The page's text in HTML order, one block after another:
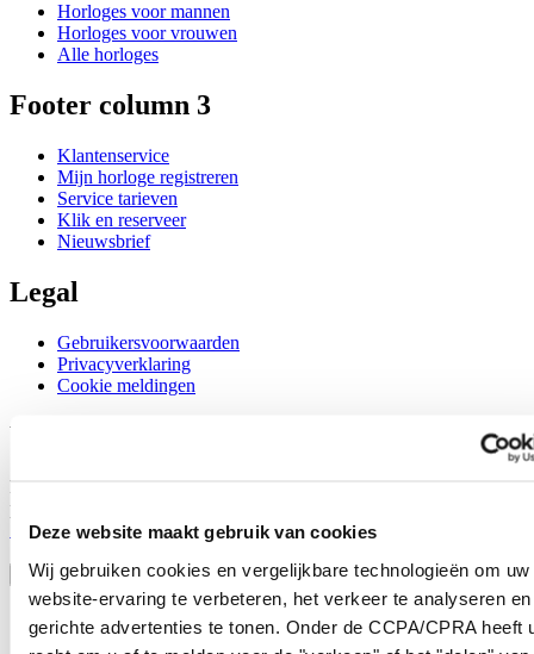
Deze website maakt gebruik van cookies
Wij gebruiken cookies en vergelijkbare technologieën om uw
website-ervaring te verbeteren, het verkeer te analyseren en
gerichte advertenties te tonen. Onder de CCPA/CPRA heeft
Horloges voor mannen
Horloges voor vrouwen
Alle horloges
Footer column 3
Klantenservice
Mijn horloge registreren
Service tarieven
Klik en reserveer
Nieuwsbrief
Legal
Gebruikersvoorwaarden
Privacyverklaring
Cookie meldingen
Word lid van de CERTINA club
Meld je aan en ontvang exclusieve aanbiedingen en
productrecensies
Schrijf je in!
Taalkeuze
Austria